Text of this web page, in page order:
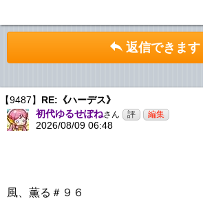
返信できます
【9487】 RE:《ハーデス》
初代ゆるせぽねさん
2026/08/09 06:48
風、薫る＃９６